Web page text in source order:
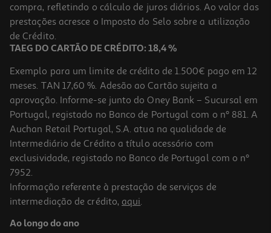
21.99 €/un
21,99 €
Auriculares Half In Ear Qilive 600188049 Tws Preto Q.1049
12.99 €/un
compra, refletindo o cálculo de juros diários. Ao valor das
prestações acresce o Imposto do Selo sobre a utilização
de Crédito.
TAEG DO CARTÃO DE CRÉDITO: 18,4 %
Exemplo para um limite de crédito de 1.500€ pago em 12
meses. TAN 17,60 %. Adesão ao Cartão sujeita a
aprovação. Informe-se junto do Oney Bank – Sucursal em
Portugal, registado no Banco de Portugal com o nº 881. A
Auchan Retail Portugal, S.A. atua na qualidade de
Intermediário de Crédito a título acessório com
exclusividade, registado no Banco de Portugal com o nº
7952.
Informação referente à prestação de serviços de
intermediação de crédito, aqui.
Ao longo do ano